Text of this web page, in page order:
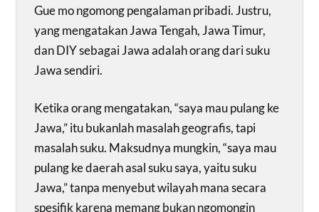
Gue mo ngomong pengalaman pribadi. Justru,
yang mengatakan Jawa Tengah, Jawa Timur,
dan DIY sebagai Jawa adalah orang dari suku
Jawa sendiri.
Ketika orang mengatakan, “saya mau pulang ke
Jawa,” itu bukanlah masalah geografis, tapi
masalah suku. Maksudnya mungkin, “saya mau
pulang ke daerah asal suku saya, yaitu suku
Jawa,” tanpa menyebut wilayah mana secara
spesifik karena memang bukan ngomongin